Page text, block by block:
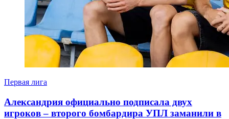
Первая лига
Александрия официально подписала двух
игроков – второго бомбардира УПЛ заманили в